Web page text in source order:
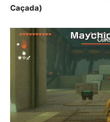
Caçada)